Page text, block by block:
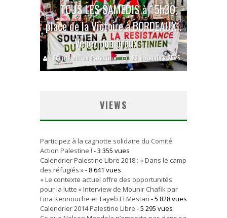
TOUS LES SAMEDIS à 15h30,
place de la Victoire à BORDEAUX .
Venez nombreux !
Comité Action Palestine 23 novembre 2025
VIEWS
Participez à la cagnotte solidaire du Comité
Action Palestine ! - 3 355 vues
Calendrier Palestine Libre 2018 : « Dans le camp
des réfugiés »- 8 641 vues
« Le contexte actuel offre des opportunités
pour la lutte » Interview de Mounir Chafik par
Lina Kennouche et Tayeb El Mestari - 5 828 vues
Calendrier 2014 Palestine Libre - 5 295 vues